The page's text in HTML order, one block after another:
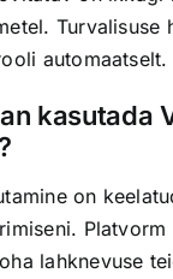
Turvalisuse
automaatselt.
kasutada
on
Platvorm
lahknevuse